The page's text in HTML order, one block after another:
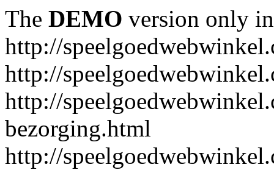
The DEMO version only
http://
http://
http://
bezorging.html
http://